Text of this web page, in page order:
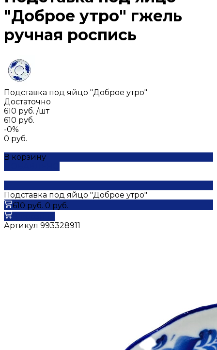
"Доброе утро" гжель
ручная роспись
Подставка под яйцо "Доброе утро"
Достаточно
610 руб. /шт
610 руб.
-0%
0 руб.
В корзину
Подставка под яйцо "Доброе утро"
610 руб. 0 руб.
Артикул 993328911